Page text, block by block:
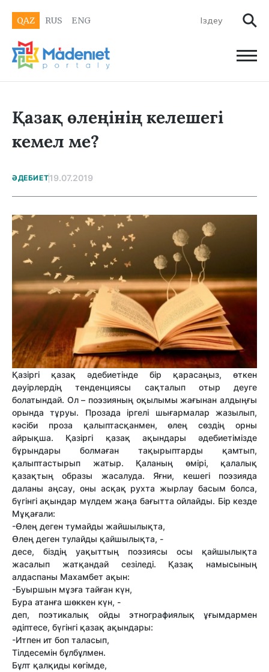
QAZ RUS ENG
Қазақ өлеңінің келешегі
кемел ме?
ӘДЕБИЕТ19.07.2019
Қазіргі қазақ әдебиетінде бір қарасаңыз, өткен
дәуірлердің тенденциясы сақталып отыр деуге
болатындай. Ол – поэзияның оқылымы жағынан алдыңғы
орында тұруы. Прозада іргелі шығармалар жазылып,
кәсіби проза қалыптасқанмен, өлең сөздің орны
айрықша. Қазіргі қазақ ақындары әдебиетімізде
бұрындары болмаған тақырыптарды қамтып,
қалыптастырып жатыр. Қаланың өмірі, қалалық
қазақтың образы жасалуда. Яғни, кешегі поэзияда
даланы аңсау, оны асқақ рухта жырлау басым болса,
бүгінгі ақындар мүлдем жаңа бағытта ойлайды. Бір кезде
Мұқағали:
-Өлең деген тумайды жайшылықта,
Өлең деген тулайды қайшылықта, -
десе, біздің уақыттың поэзиясы осы қайшылықта
жасалып жатқандай сезіледі. Қазақ намысының
алдаспаны Махамбет ақын:
-Буыршын мұзға тайған күн,
Бура атанға шөккен күн, -
деп, поэтикалық ойды этнографиялық ұғымдармен
әдіптесе, бүгінгі қазақ ақындары:
-Итпен ит боп таласып,
Тілдесемін бұлбұлмен.
Бұлт қалқиды көгімде,